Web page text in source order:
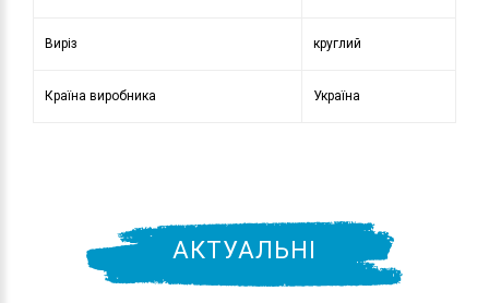
Виріз круглий
Країна виробника Україна
АКТУАЛЬНІ